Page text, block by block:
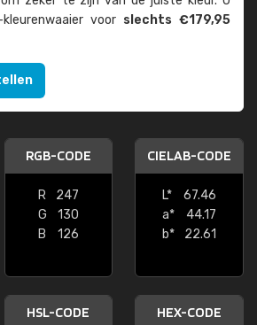
voor slechts €179,95
RGB-CODE
R
247
G
130
B
126
CIELAB-CODE
L*
67.46
a*
44.17
b*
22.61
HSL-CODE HEX-CODE